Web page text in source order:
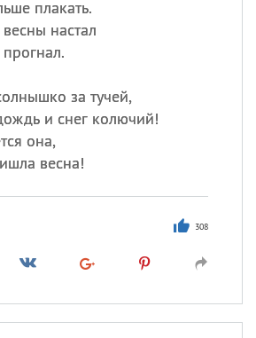
плакать.
настал
за тучей,
и снег колючий!
она,
весна!
308